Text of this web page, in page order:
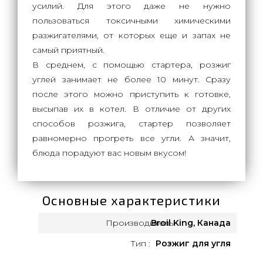
усилий. Для этого даже не нужно
пользоваться токсичными химическими
разжигателями, от которых еще и запах не
самый приятный.
В среднем, с помощью стартера, розжиг
углей занимает не более 10 минут. Сразу
после этого можно приступить к готовке,
высыпав их в котел. В отличие от других
способов розжига, стартер позволяет
равномерно прогреть все угли. А значит,
блюда порадуют вас новым вкусом!
Основные характеристики
Производитель:Broil King, Канада
Тип :
Розжиг для угля